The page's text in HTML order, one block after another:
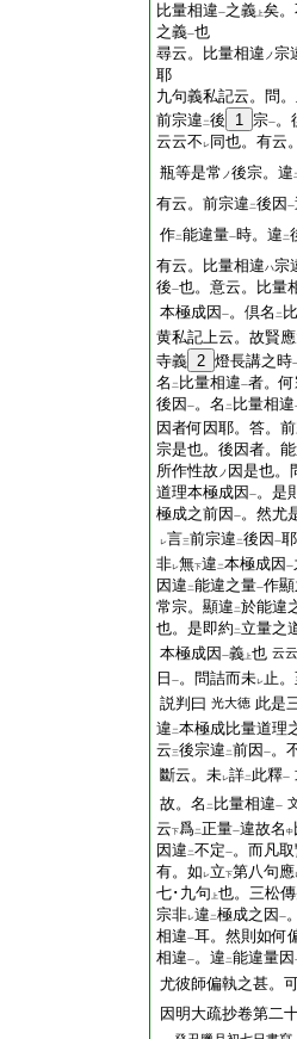
比量相違一之義 上矣
之義一也
尋云。比量相違 ノ宗
耶
九句義私記云。問
前宗違 二後 1 宗一。
云云不 レ 同也。有云
瓶等是常 ノ後宗。違
有云。前宗違 二後因 一
作二能違量一時。違 二
有云。比量相違ハ宗
後一也。意云。比量
本極成因 一。倶名 二
黄私記上云。故賢
寺義 2 燈長講之時
名 二 比量相違一者。
後因 一。名 二 比量相違
因者何因耶。答。
宗是也。後因者。
所作性故 ノ 因是也。
道理本極成因 一。是
極成之前因 一。然尤
レ言三前宗違 二後因 一
非レ無下違 二本極成因 一
因違 二能違之量一作
常宗。顯違 二於能違
也。是即約 二 立量之
本極成因 一義 上也 云云
日 一。問詰而未レ止
説判曰 光大徳 此是
違 二本極成比量道理
云三後宗違 二前因 一。
斷云。未レ詳二 此釋一
故。名 二 比量相違一
云下爲二正量一違故名 中
因違 二不定一。而凡
有。如 レ立下第八句應
七･九句 上也。三松
宗非レ違 二極成之因 一
相違一耳。然則如何
相違一。違 二能違量因
尤彼師偏執之甚。
因明大疏抄卷第二